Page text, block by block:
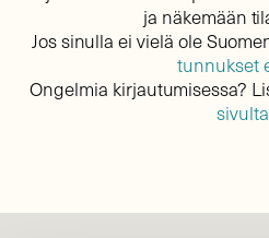
ja näkemään
Jos sinulla ei vielä ole
tunnukset
Ongelmia kirjautumisessa?
sivulta